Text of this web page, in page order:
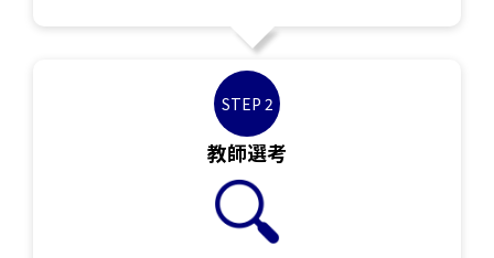
STEP 2
教師選考